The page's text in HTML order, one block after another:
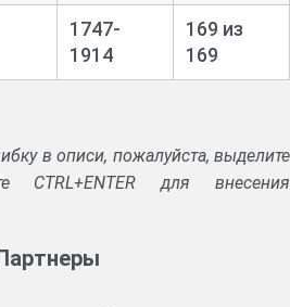
1747-
1914
169 из
169
в описи, пожалуйста, выделите
CTRL+ENTER для внесения